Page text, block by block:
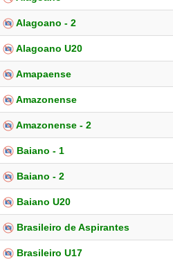
Alagoano - 2
Alagoano U20
Amapaense
Amazonense
Amazonense - 2
Baiano - 1
Baiano - 2
Baiano U20
Brasileiro de Aspirantes
Brasileiro U17